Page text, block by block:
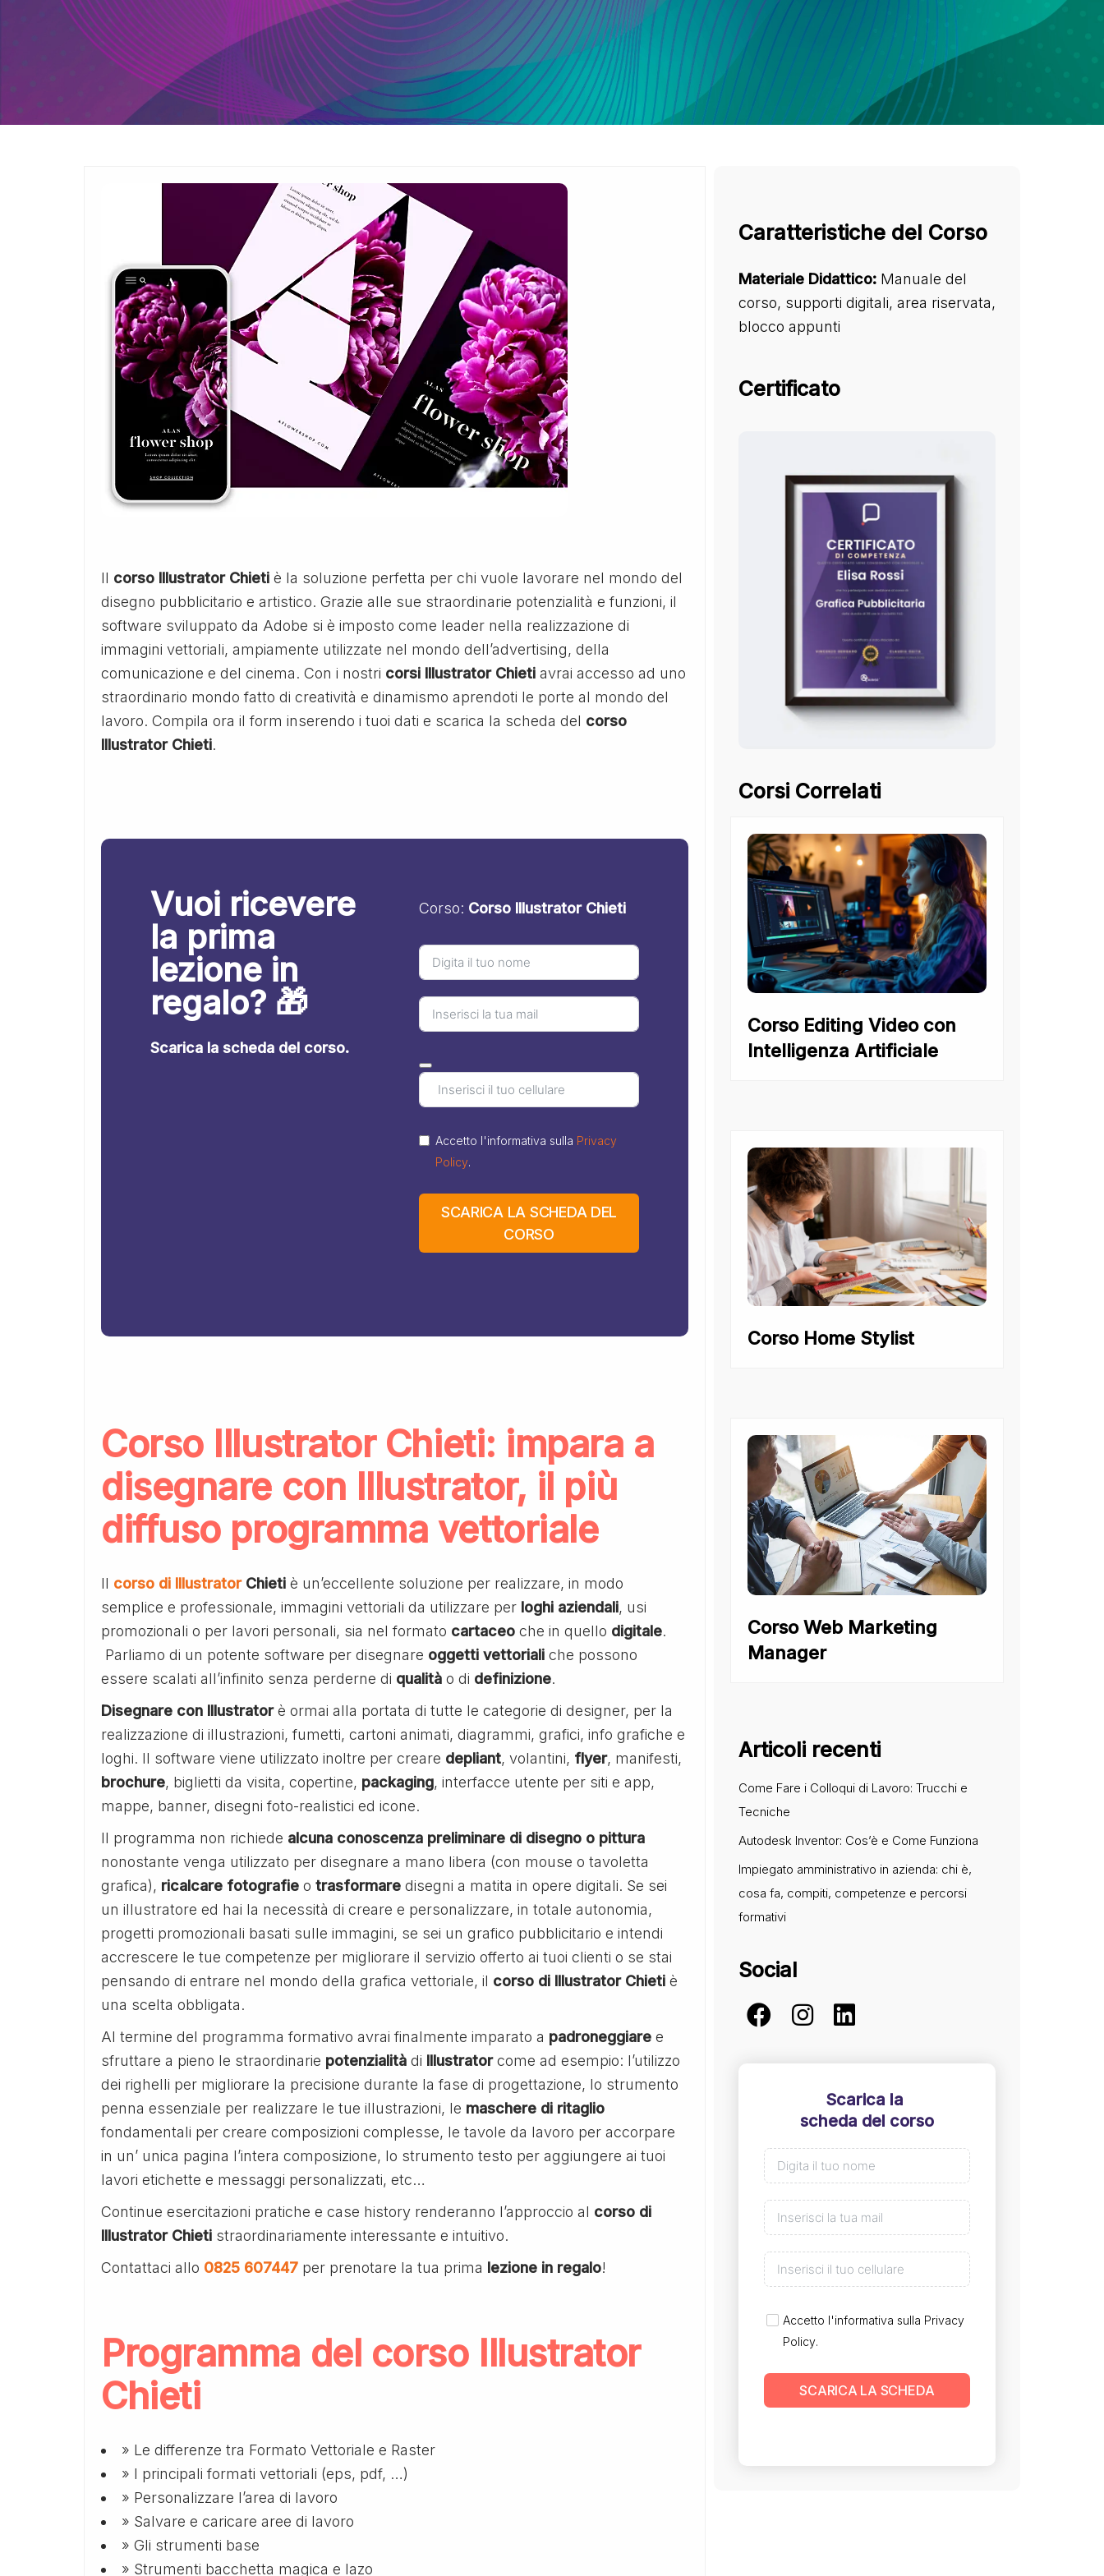
Il corso Illustrator Chieti è la soluzione perfetta per chi vuole lavorare nel mondo del
disegno pubblicitario e artistico. Grazie alle sue straordinarie potenzialità e funzioni, il
software sviluppato da Adobe si è imposto come leader nella realizzazione di
immagini vettoriali, ampiamente utilizzate nel mondo dell’advertising, della
comunicazione e del cinema. Con i nostri corsi Illustrator Chieti avrai accesso ad uno
straordinario mondo fatto di creatività e dinamismo aprendoti le porte al mondo del
lavoro. Compila ora il form inserendo i tuoi dati e scarica la scheda del corso
Illustrator Chieti.
Vuoi ricevere
la prima
lezione in
regalo? 🎁
Scarica la scheda del corso.
Corso: Corso Illustrator Chieti
Accetto l'informativa sulla Privacy
Policy.
SCARICA LA SCHEDA DEL
CORSO
Corso Illustrator Chieti: impara a
disegnare con Illustrator, il più
diffuso programma vettoriale
Il corso di IllustratorChieti è un’eccellente soluzione per realizzare, in modo
semplice e professionale, immagini vettoriali da utilizzare per loghi aziendali, usi
promozionali o per lavori personali, sia nel formato cartaceo che in quello digitale.
Parliamo di un potente software per disegnare oggetti vettoriali che possono
essere scalati all’infinito senza perderne di qualità o di definizione.
Disegnare con Illustratorè ormai alla portata di tutte le categorie di designer, per la
realizzazione di illustrazioni, fumetti, cartoni animati, diagrammi, grafici, info grafiche e
loghi. Il software viene utilizzato inoltre per creare depliant, volantini, flyer, manifesti,
brochure, biglietti da visita, copertine, packaging, interfacce utente per siti e app,
mappe, banner, disegni foto-realistici ed icone.
Il programma non richiede alcuna conoscenza preliminare di disegno o pittura
nonostante venga utilizzato per disegnare a mano libera (con mouse o tavoletta
grafica), ricalcare fotografie o trasformare disegni a matita in opere digitali. Se sei
un illustratore ed hai la necessità di creare e personalizzare, in totale autonomia,
progetti promozionali basati sulle immagini, se sei un grafico pubblicitario e intendi
accrescere le tue competenze per migliorare il servizio offerto ai tuoi clienti o se stai
pensando di entrare nel mondo della grafica vettoriale, il corso di Illustrator Chieti è
una scelta obbligata.
Al termine del programma formativo avrai finalmente imparato a padroneggiare e
sfruttare a pieno le straordinarie potenzialità di Illustratorcome ad esempio: l’utilizzo
dei righelli per migliorare la precisione durante la fase di progettazione, lo strumento
penna essenziale per realizzare le tue illustrazioni, le maschere di ritaglio
fondamentali per creare composizioni complesse, le tavole da lavoro per accorpare
in un’ unica pagina l’intera composizione, lo strumento testo per aggiungere ai tuoi
lavori etichette e messaggi personalizzati, etc…
Continue esercitazioni pratiche e case history renderanno l’approccio al corso di
Illustrator Chieti straordinariamente interessante e intuitivo.
Contattaci allo 0825 607447 per prenotare la tua prima lezione in regalo!
Programma del corso Illustrator
Chieti
» Le differenze tra Formato Vettoriale e Raster
» I principali formati vettoriali (eps, pdf, …)
» Personalizzare l’area di lavoro
» Salvare e caricare aree di lavoro
» Gli strumenti base
» Strumenti bacchetta magica e lazo
Caratteristiche del Corso
Materiale Didattico:Manuale del
corso, supporti digitali, area riservata,
blocco appunti
Certificato
Corsi Correlati
Corso Editing Video con
Intelligenza Artificiale
Corso Home Stylist
Corso Web Marketing
Manager
Articoli recenti
Come Fare i Colloqui di Lavoro: Trucchi e
Tecniche
Autodesk Inventor: Cos’è e Come Funziona
Impiegato amministrativo in azienda: chi è,
cosa fa, compiti, competenze e percorsi
formativi
Social
Scarica la
scheda del corso
Accetto l'informativa sulla Privacy
Policy.
SCARICA LA SCHEDA